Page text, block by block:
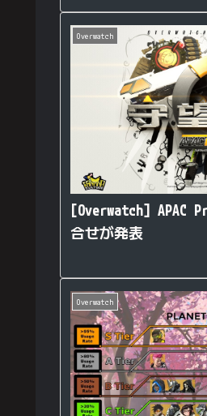
Overwatch
[Overwatch] APAC
合せが発表
Overwatch